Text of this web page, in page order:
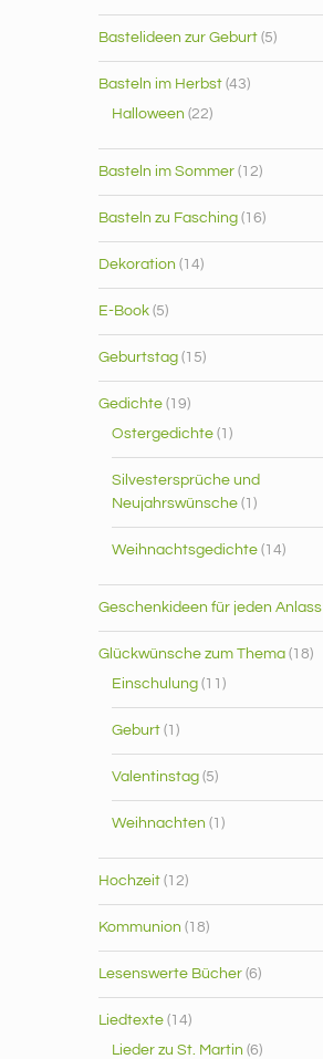
Bastelideen zur Geburt (5)
Basteln im Herbst (43)
Halloween (22)
Basteln im Sommer (12)
Basteln zu Fasching (16)
Dekoration (14)
E-Book (5)
Geburtstag (15)
Gedichte (19)
Ostergedichte (1)
Silvestersprüche und
Neujahrswünsche (1)
Weihnachtsgedichte (14)
Geschenkideen für jeden Anlass
Glückwünsche zum Thema (18)
Einschulung (11)
Geburt (1)
Valentinstag (5)
Weihnachten (1)
Hochzeit (12)
Kommunion (18)
Lesenswerte Bücher (6)
Liedtexte (14)
Lieder zu St. Martin (6)